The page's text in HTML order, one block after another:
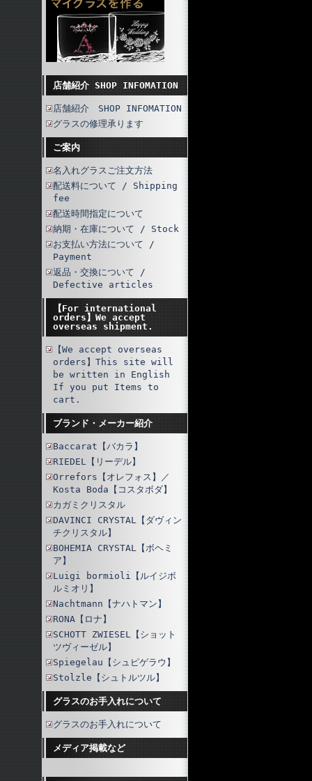
店舗紹介 SHOP INFOMATION
店舗紹介 SHOP INFOMATION
グラスの修理承ります
ご案内
名入れグラスご注文方法
配送料について / Shipping
fee
配送時間指定について
納期・在庫について / Stock
お支払い方法について /
Payment
返品・交換について /
Defective articles
【For international
orders】We accept
overseas shipment.
【We accept overseas
orders】This site will
be written in English
If you put Items to
cart.
ブランド・メーカー紹介
Baccarat【バカラ】
RIEDEL【リーデル】
Orrefors【オレフォス】／
Kosta Boda【コスタボダ】
カガミクリスタル
DAVINCI CRYSTAL【ダヴィン
チクリスタル】
BOHEMIA CRYSTAL【ボヘミ
ア】
Luigi bormioli【ルイジボ
ルミオリ】
Nachtmann【ナハトマン】
RONA【ロナ】
SCHOTT ZWIESEL【ショット
ツヴィーゼル】
Spiegelau【シュピゲラウ】
Stolzle【シュトルツル】
グラスのお手入れについて
グラスのお手入れについて
メディア掲載など